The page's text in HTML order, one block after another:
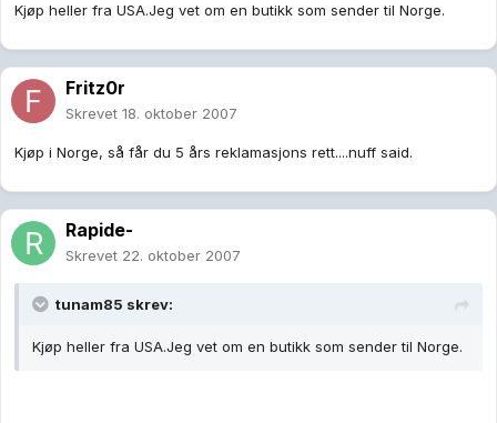
Kjøp heller fra USA.Jeg vet om en butikk som sender til Norge.
Fritz0r
Skrevet 18. oktober 2007
Kjøp i Norge, så får du 5 års reklamasjons rett....nuff said.
Rapide-
Skrevet 22. oktober 2007
tunam85 skrev:
Kjøp heller fra USA.Jeg vet om en butikk som sender til Norge.